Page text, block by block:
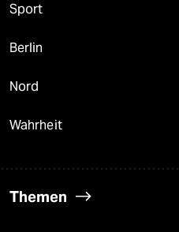
Sport
Berlin
Nord
Wahrheit
Themen